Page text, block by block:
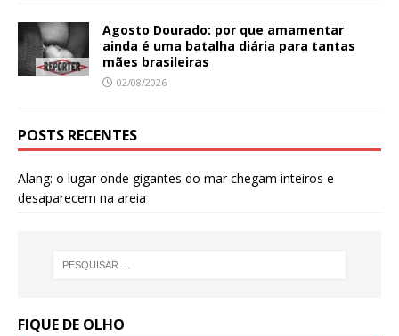
Agosto Dourado: por que amamentar
ainda é uma batalha diária para tantas
mães brasileiras
02/08/2026
POSTS RECENTES
Alang: o lugar onde gigantes do mar chegam inteiros e
desaparecem na areia
FIQUE DE OLHO